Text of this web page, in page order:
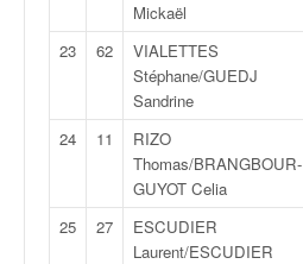
Mickaël
23 62
VIALETTES
Stéphane/GUEDJ
Sandrine
24 11
RIZO
Thomas/BRANGBOUR-
GUYOT Celia
25 27
ESCUDIER
Laurent/ESCUDIER